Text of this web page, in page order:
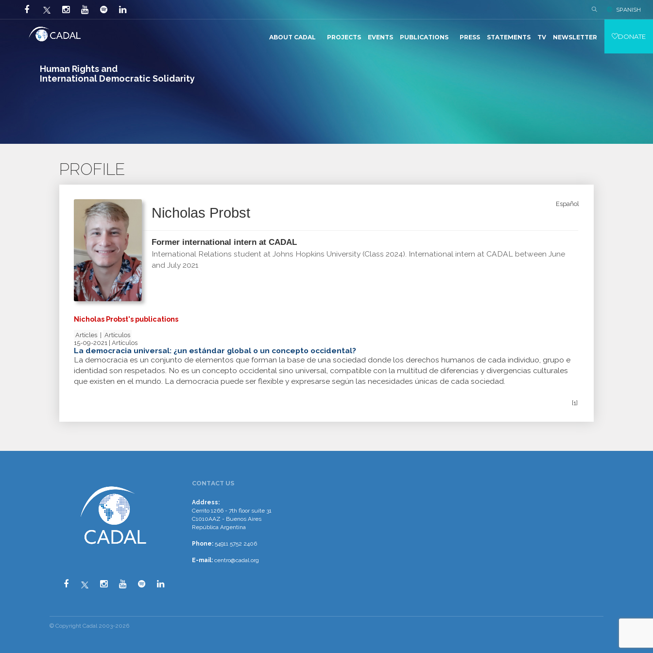
Human Rights and
International Democratic Solidarity
SPANISH
ABOUT CADAL PROJECTS EVENTS PUBLICATIONS PRESS STATEMENTS TV NEWSLETTER DONATE
PROFILE
Español
Nicholas Probst
Former international intern at CADAL
International Relations student at Johns Hopkins University (Class 2024). International intern at CADAL between June
and July 2021
Nicholas Probst's publications
Articles | Artículos
15-09-2021 | Artículos
La democracia universal: ¿un estándar global o un concepto occidental?
La democracia es un conjunto de elementos que forman la base de una sociedad donde los derechos humanos de cada individuo, grupo e
identidad son respetados. No es un concepto occidental sino universal, compatible con la multitud de diferencias y divergencias culturales
que existen en el mundo. La democracia puede ser flexible y expresarse según las necesidades únicas de cada sociedad.
[1]
CONTACT US
Address:
Cerrito 1266 - 7th floor suite 31
C1010AAZ - Buenos Aires
República Argentina
Phone:54911 5752 2406
E-mail:centro@cadal.org
© Copyright Cadal 2003-2026